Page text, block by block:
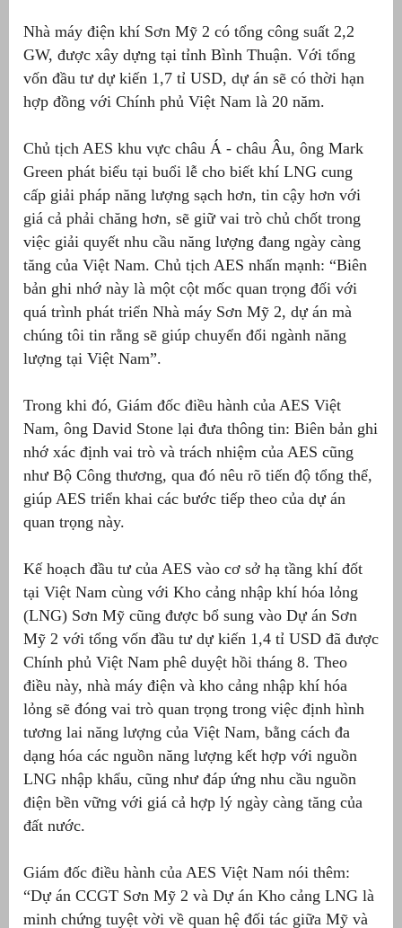
Nhà máy điện khí Sơn Mỹ 2 có tổng công suất 2,2
GW, được xây dựng tại tỉnh Bình Thuận. Với tổng
vốn đầu tư dự kiến 1,7 tỉ USD, dự án sẽ có thời hạn
hợp đồng với Chính phủ Việt Nam là 20 năm.
Chủ tịch AES khu vực châu Á - châu Âu, ông Mark
Green phát biểu tại buổi lễ cho biết khí LNG cung
cấp giải pháp năng lượng sạch hơn, tin cậy hơn với
giá cả phải chăng hơn, sẽ giữ vai trò chủ chốt trong
việc giải quyết nhu cầu năng lượng đang ngày càng
tăng của Việt Nam. Chủ tịch AES nhấn mạnh: “Biên
bản ghi nhớ này là một cột mốc quan trọng đối với
quá trình phát triển Nhà máy Sơn Mỹ 2, dự án mà
chúng tôi tin rằng sẽ giúp chuyển đổi ngành năng
lượng tại Việt Nam”.
Trong khi đó, Giám đốc điều hành của AES Việt
Nam, ông David Stone lại đưa thông tin: Biên bản ghi
nhớ xác định vai trò và trách nhiệm của AES cũng
như Bộ Công thương, qua đó nêu rõ tiến độ tổng thể,
giúp AES triển khai các bước tiếp theo của dự án
quan trọng này.
Kế hoạch đầu tư của AES vào cơ sở hạ tầng khí đốt
tại Việt Nam cùng với Kho cảng nhập khí hóa lỏng
(LNG) Sơn Mỹ cũng được bổ sung vào Dự án Sơn
Mỹ 2 với tổng vốn đầu tư dự kiến 1,4 tỉ USD đã được
Chính phủ Việt Nam phê duyệt hồi tháng 8. Theo
điều này, nhà máy điện và kho cảng nhập khí hóa
lỏng sẽ đóng vai trò quan trọng trong việc định hình
tương lai năng lượng của Việt Nam, bằng cách đa
dạng hóa các nguồn năng lượng kết hợp với nguồn
LNG nhập khẩu, cũng như đáp ứng nhu cầu nguồn
điện bền vững với giá cả hợp lý ngày càng tăng của
đất nước.
Giám đốc điều hành của AES Việt Nam nói thêm:
“Dự án CCGT Sơn Mỹ 2 và Dự án Kho cảng LNG là
minh chứng tuyệt vời về quan hệ đối tác giữa Mỹ và